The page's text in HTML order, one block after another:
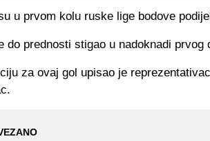
u prvom kolu ruske lige bodove
do prednosti stigao u nadoknadi prvog
za ovaj gol upisao je